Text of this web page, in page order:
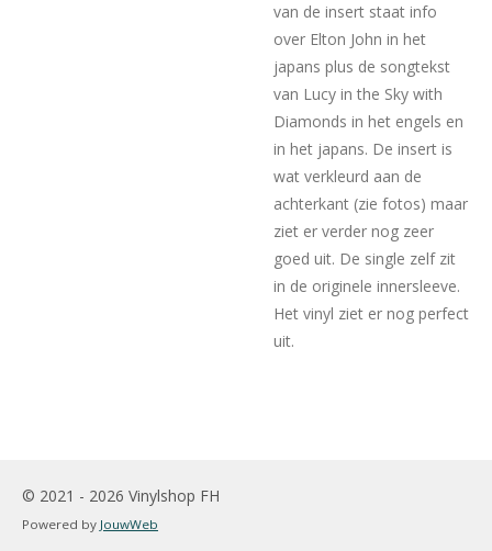
van de insert staat info
over Elton John in het
japans plus de songtekst
van Lucy in the Sky with
Diamonds in het engels en
in het japans. De insert is
wat verkleurd aan de
achterkant (zie fotos) maar
ziet er verder nog zeer
goed uit. De single zelf zit
in de originele innersleeve.
Het vinyl ziet er nog perfect
uit.
© 2021 - 2026 Vinylshop FH
Powered by JouwWeb